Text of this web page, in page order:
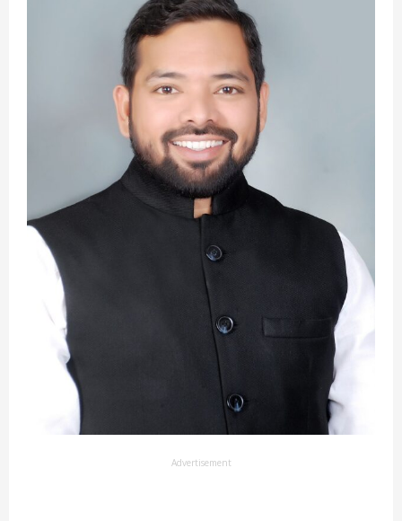
Advertisement